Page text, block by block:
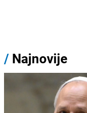
/ Najnovije